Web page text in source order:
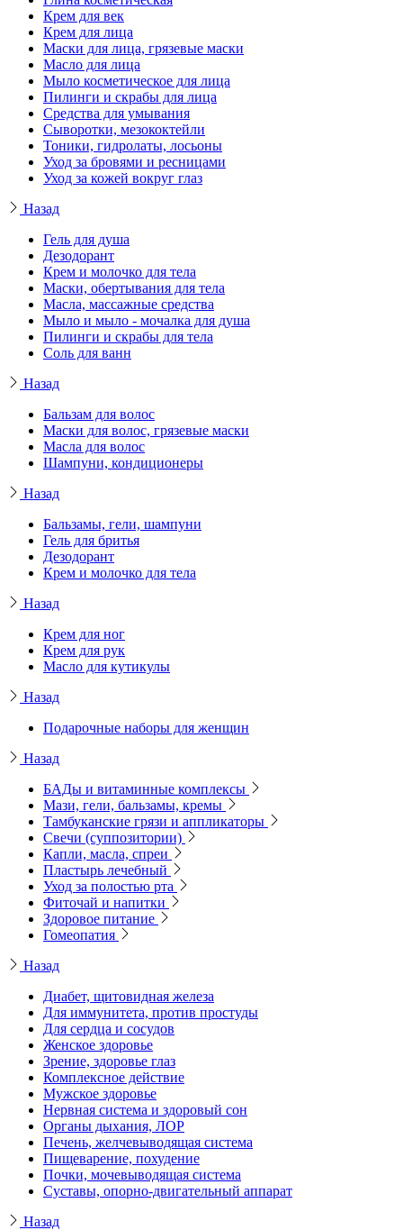
Крем для век
Крем для лица
Маски для лица, грязевые маски
Масло для лица
Мыло косметическое для лица
Пилинги и скрабы для лица
Средства для умывания
Сыворотки, мезококтейли
Тоники, гидролаты, лосьоны
Уход за бровями и ресницами
Уход за кожей вокруг глаз
Назад
Гель для душа
Дезодорант
Крем и молочко для тела
Маски, обертывания для тела
Масла, массажные средства
Мыло и мыло - мочалка для душа
Пилинги и скрабы для тела
Соль для ванн
Назад
Бальзам для волос
Маски для волос, грязевые маски
Масла для волос
Шампуни, кондиционеры
Назад
Бальзамы, гели, шампуни
Гель для бритья
Дезодорант
Крем и молочко для тела
Назад
Крем для ног
Крем для рук
Масло для кутикулы
Назад
Подарочные наборы для женщин
Назад
БАДы и витаминные комплексы
Мази, гели, бальзамы, кремы
Тамбуканские грязи и аппликаторы
Свечи (суппозитории)
Капли, масла, спреи
Пластырь лечебный
Уход за полостью рта
Фиточай и напитки
Здоровое питание
Гомеопатия
Назад
Диабет, щитовидная железа
Для иммунитета, против простуды
Для сердца и сосудов
Женское здоровье
Зрение, здоровье глаз
Комплексное действие
Мужское здоровье
Нервная система и здоровый сон
Органы дыхания, ЛОР
Печень, желчевыводящая система
Пищеварение, похудение
Почки, мочевыводящая система
Суставы, опорно-двигательный аппарат
Назад